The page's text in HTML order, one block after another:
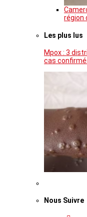
région
Les plus lus
Mpox : 3
cas
Nous Suivre